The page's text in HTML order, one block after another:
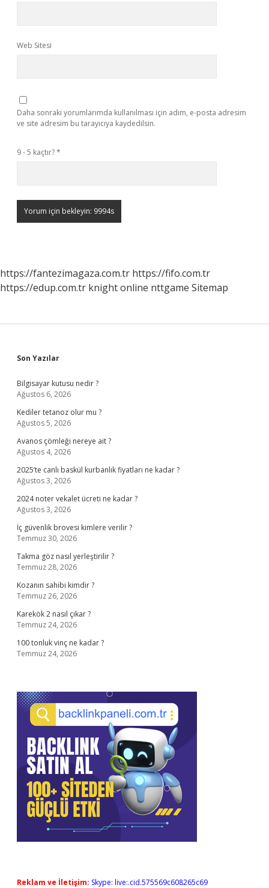
Web Sitesi
Daha sonraki yorumlarımda kullanılması için adım, e-posta adresim
ve site adresim bu tarayıcıya kaydedilsin.
9 - 5 kaçtır?*
https://fantezimagaza.com.tr https://fifo.com.tr
https://edup.com.tr knight online nttgame Sitemap
Sidebar
Son Yazılar
Bilgisayar kutusu nedir ?
Ağustos 6, 2026
Kediler tetanoz olur mu ?
Ağustos 5, 2026
Avanos çömleği nereye ait ?
Ağustos 4, 2026
2025’te canlı baskül kurbanlık fiyatları ne kadar ?
Ağustos 3, 2026
2024 noter vekalet ücreti ne kadar ?
Ağustos 3, 2026
İç güvenlik brovesi kimlere verilir ?
Temmuz 30, 2026
Takma göz nasıl yerleştirilir ?
Temmuz 28, 2026
Kozanın sahibi kimdir ?
Temmuz 26, 2026
Karekök 2 nasıl çıkar ?
Temmuz 24, 2026
100 tonluk vinç ne kadar ?
Temmuz 24, 2026
Reklam ve İletişim: Skype: live:.cid.575569c608265c69